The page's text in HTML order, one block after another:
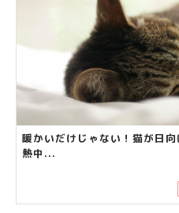
暖かいだけじゃない！猫が日
熱中...